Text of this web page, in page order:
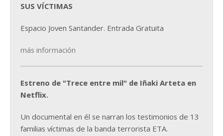
SUS VÍCTIMAS
Espacio Joven Santander. Entrada Gratuita
más información
Estreno de "Trece entre mil" de Iñaki Arteta en
Netflix.
Un documental en él se narran los testimonios de 13
familias víctimas de la banda terrorista ETA.